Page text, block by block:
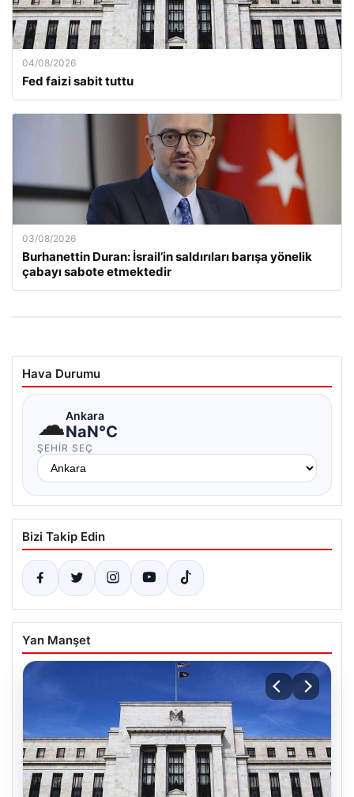
04/08/2026
Fed faizi sabit tuttu
03/08/2026
Burhanettin Duran: İsrail’in saldırıları barışa yönelik
çabayı sabote etmektedir
Hava Durumu
☁Ankara
NaN°C
ŞEHIR SEÇ
Bizi Takip Edin
Yan Manşet